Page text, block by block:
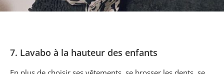
7. Lavabo à la hauteur des enfants